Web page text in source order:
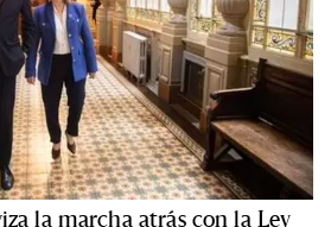
la marcha atrás con la Ley